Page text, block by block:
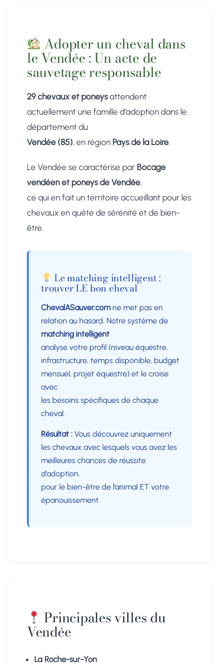
Adopter un cheval dans
le Vendée : Un acte de
sauvetage responsable
29 chevaux et poneysattendent
actuellement une famille d’adoption dans le
département du
Vendée (85), en région Pays de la Loire.
Le Vendée se caractérise par Bocage
vendéen et poneys de Vendée,
ce qui en fait un territoire accueillant pour les
chevaux en quête de sérénité et de bien-
être.
Le matching intelligent :
trouver LE bon cheval
ChevalASauver.comne met pas en
relation au hasard. Notre système de
matching intelligent
analyse votre profil (niveau équestre,
infrastructure, temps disponible, budget
mensuel, projet équestre) et le croise
avec
les besoins spécifiques de chaque
cheval.
Résultat : Vous découvrez uniquement
les chevaux avec lesquels vous avez les
meilleures chances de réussite
d’adoption,
pour le bien-être de l’animal ET votre
épanouissement.
Principales villes du
Vendée
La Roche-sur-Yon